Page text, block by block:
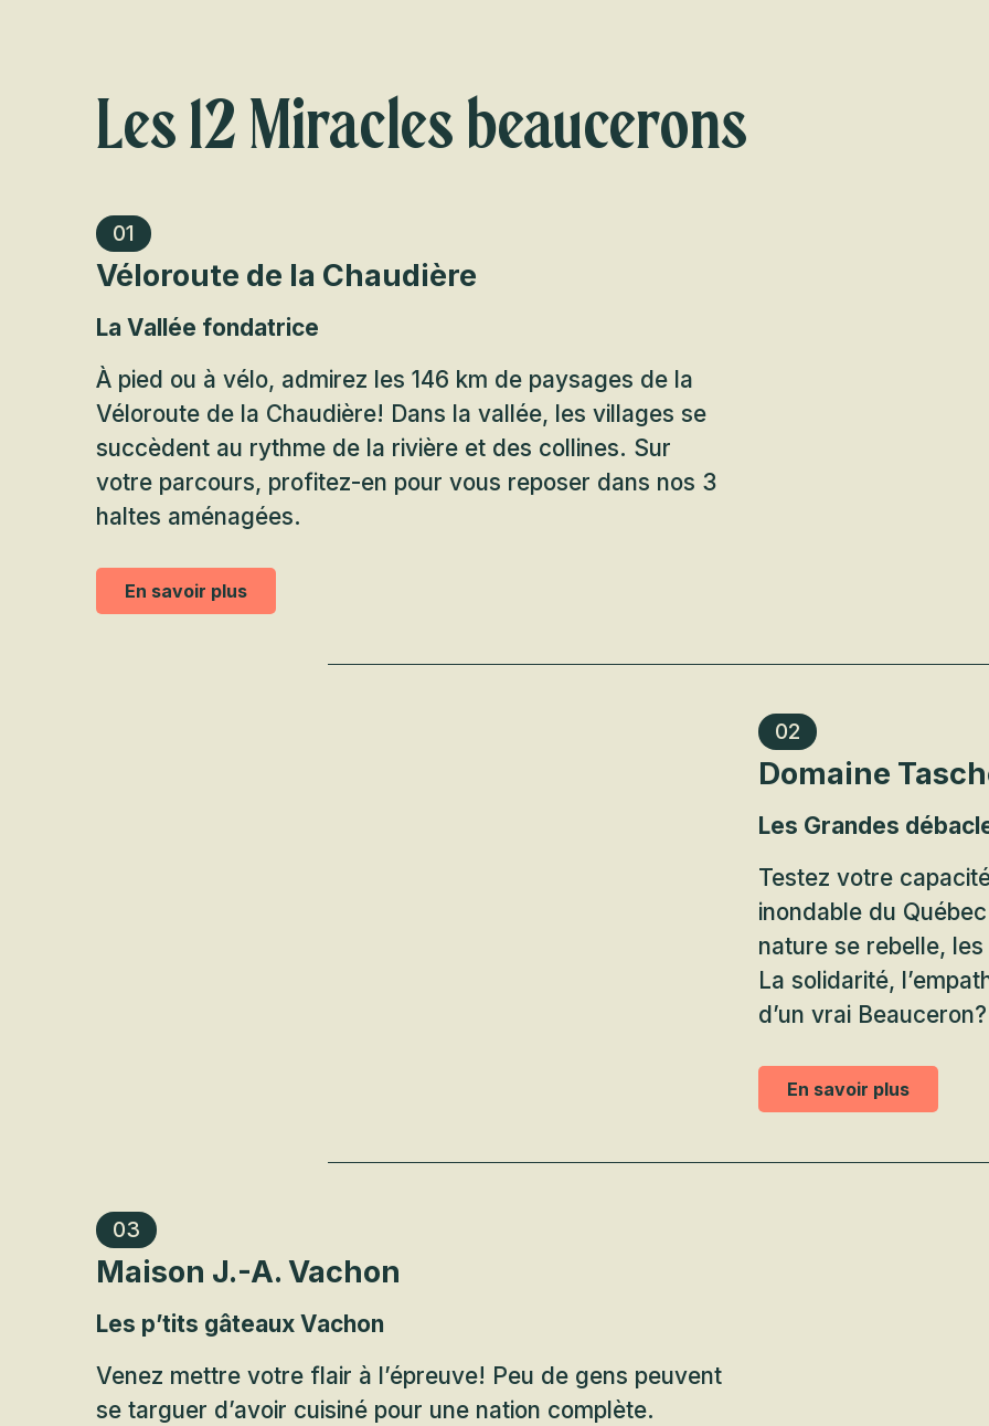
Les 12 Miracles beaucerons
01
Véloroute de la Chaudière
La Vallée fondatrice
À pied ou à vélo, admirez les 146 km de paysages de la
Véloroute de la Chaudière! Dans la vallée, les villages se
succèdent au rythme de la rivière et des collines. Sur
votre parcours, profitez-en pour vous reposer dans nos 3
haltes aménagées.
En savoir plus
02
Domaine
Les Grandes
Testez votre
inondable du
nature se rebelle,
La solidarité,
d’un vrai Beauceron?
En savoir plus
03
Maison J.-A. Vachon
Les p’tits gâteaux Vachon
Venez mettre votre flair à l’épreuve! Peu de gens peuvent
se targuer d’avoir cuisiné pour une nation complète.